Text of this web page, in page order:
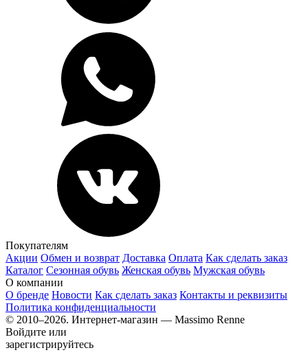
Покупателям
Акции Обмен и возврат Доставка Оплата Как сделать заказ
Каталог Сезонная обувь Женская обувь Мужская обувь
О компании
О бренде Новости Как сделать заказ Контакты и реквизиты
Политика конфиденциальности
© 2010–2026. Интернет-магазин — Massimo Renne
Войдите или
зарегистрируйтесь